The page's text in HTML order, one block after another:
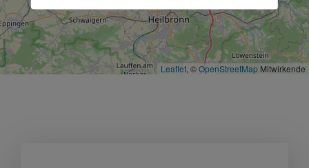
Leaflet, ©OpenStreetMap Mitwirkende